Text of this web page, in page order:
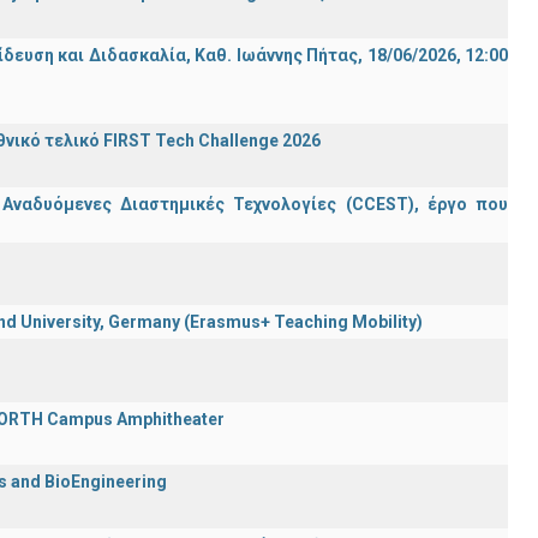
και Διδασκαλία, Καθ. Ιωάννης Πήτας, 18/06/2026, 12:00
τελικό FIRST Tech Challenge 2026
Διαστημικές Τεχνολογίες (CCEST), έργο που
University, Germany (Erasmus+ Teaching Mobility)
Campus Amphitheater
and BioEngineering